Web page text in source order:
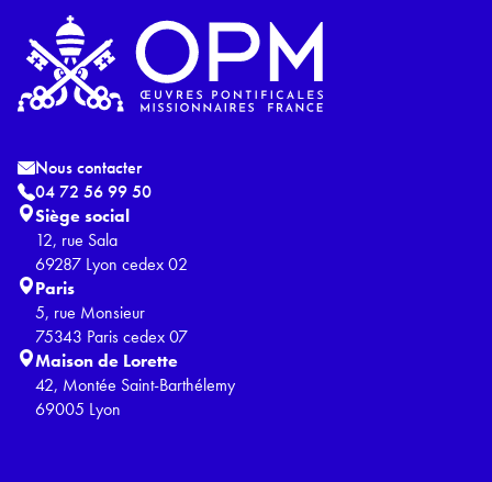
Nous contacter
04 72 56 99 50
Siège social
12, rue Sala
69287 Lyon cedex 02
Paris
5, rue Monsieur
75343 Paris cedex 07
Maison de Lorette
42, Montée Saint-Barthélemy
69005 Lyon